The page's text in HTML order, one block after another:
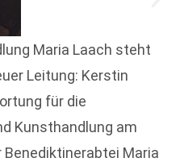
Maria Laach steht
Leitung: Kerstin
für die
Kunsthandlung am
Maria